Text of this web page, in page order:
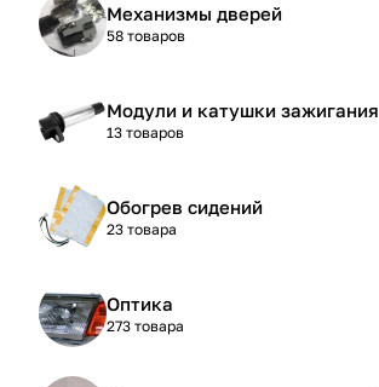
Механизмы дверей
58 товаров
Модули и катушки зажигания
13 товаров
Обогрев сидений
23 товара
Оптика
273 товара